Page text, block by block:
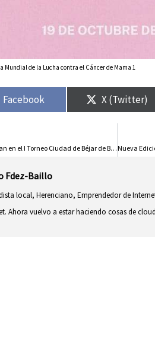
Mundial de la Lucha contra el Cáncer de Mama 1
Facebook X (Twitter)
Las jóvenes promesas de Herencia brillan en el I Torneo Ciudad de Béjar de Balonmano
Fdez-Baillo
local, Herenciano, Emprendedor de
Ahora vuelvo a estar haciendo cosas de